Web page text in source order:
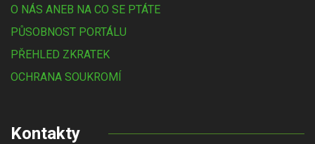
O NÁS ANEB NA CO SE PTÁTE
PŮSOBNOST PORTÁLU
PŘEHLED ZKRATEK
OCHRANA SOUKROMÍ
Kontakty